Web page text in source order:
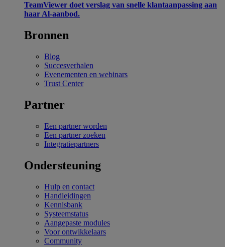
TeamViewer doet verslag van snelle klantaanpassing aan
haar Al-aanbod.
Bronnen
Blog
Succesverhalen
Evenementen en webinars
Trust Center
Partner
Een partner worden
Een partner zoeken
Integratiepartners
Ondersteuning
Hulp en contact
Handleidingen
Kennisbank
Systeemstatus
Aangepaste modules
Voor ontwikkelaars
Community